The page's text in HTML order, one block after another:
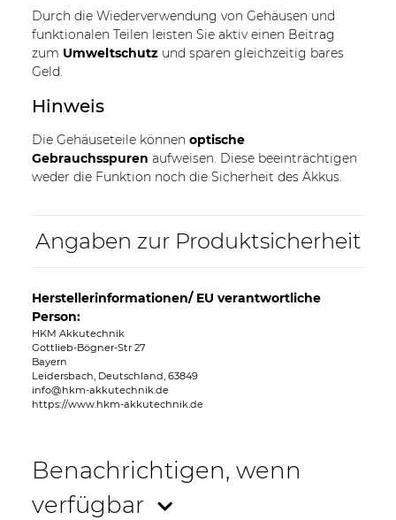
Durch die Wiederverwendung von Gehäusen und
funktionalen Teilen leisten Sie aktiv einen Beitrag
zum Umweltschutz und sparen gleichzeitig bares
Geld.
Hinweis
Die Gehäuseteile können optische
Gebrauchsspuren aufweisen. Diese beeinträchtigen
weder die Funktion noch die Sicherheit des Akkus.
Angaben zur Produktsicherheit
Herstellerinformationen/ EU verantwortliche
Person:
HKM Akkutechnik
Gottlieb-Bögner-Str 27
Bayern
Leidersbach, Deutschland, 63849
info@hkm-akkutechnik.de
https://www.hkm-akkutechnik.de
Benachrichtigen, wenn
verfügbar